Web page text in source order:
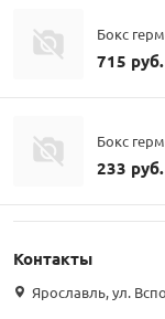
Бокс
715 руб.
Бокс
233 руб.
Контакты
Ярославль, ул.